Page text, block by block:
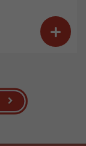
+